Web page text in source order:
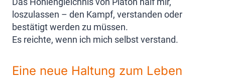
loszulassen – den Kampf, verstanden oder
bestätigt werden zu müssen.
Es reichte, wenn ich mich selbst verstand.
Eine neue Haltung zum Leben